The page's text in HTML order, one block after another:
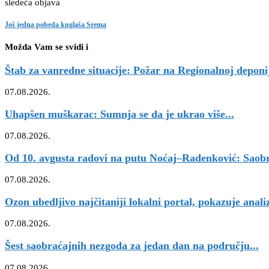
sledeća objava
Još jedna pobeda kuglaša Srema
Možda Vam se svidi i
Štab za vanredne situacije: Požar na Regionalnoj
07.08.2026.
Uhapšen muškarac: Sumnja se da je ukrao više...
07.08.2026.
Od 10. avgusta radovi na putu Noćaj–Radenković:
07.08.2026.
Ozon ubedljivo najčitaniji lokalni portal, pokazuje
07.08.2026.
Šest saobraćajnih nezgoda za jedan dan na području...